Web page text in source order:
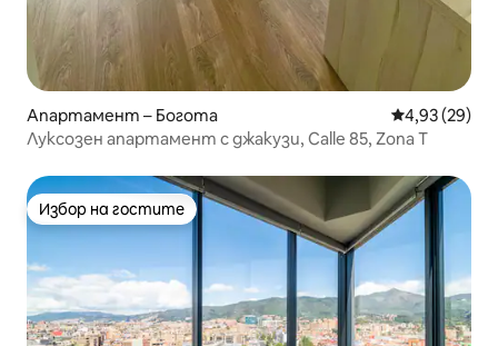
Апартамент – Богота Средна
4,93 (29)
Луксозен апартамент с джакузи, Calle 85, Zona T
Избор на гостите
Избор на гостите